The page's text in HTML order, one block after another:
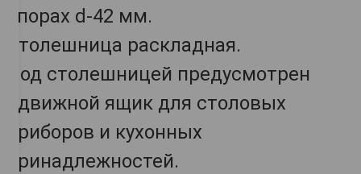
опорах d-42 мм.
Столешница раскладная.
Под столешницей предусмотрен
вдвижной ящик для столовых
приборов и кухонных
принадлежностей.